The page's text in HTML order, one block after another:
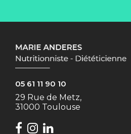
05 61 11 90 10
29 Rue de Metz,
31000 Toulouse